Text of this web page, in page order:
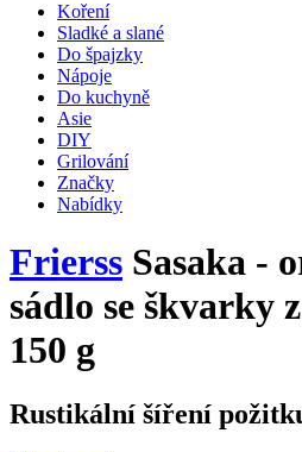
Koření
Sladké a slané
Do špajzky
Nápoje
Do kuchyně
Asie
DIY
Grilování
Značky
Nabídky
Frierss Sasaka -
sádlo se škvarky
150 g
Rustikální šíření